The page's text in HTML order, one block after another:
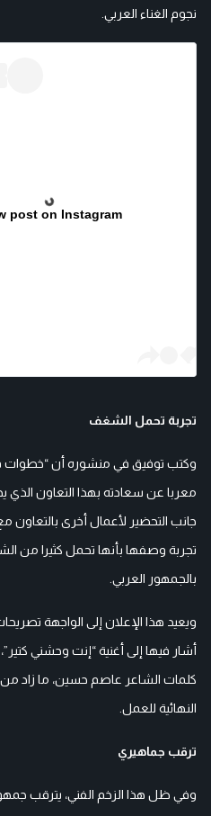
نجوم الغناء العربي.
post on Instagram
تجربة تحمل الشغف
وكتب توفيق في منشوره أن “خطوات
معربا عن سعادته بهذا التعاون الذي
جانب التحضير لأعمال أخرى بالتعاون
تجربة وصفها بأنها تحمل كثيرا من
بالجمهور العربي.
ويعيد هذا الإعلان إلى الواجهة
أشار فيها إلى أغنية “إنت وحشني
كلمات الشاعر عاصم حسين، ما زاد
النهائية للعمل.
ترقب جماهيري
وفي ظل هذا الزخم الفني، يترقب